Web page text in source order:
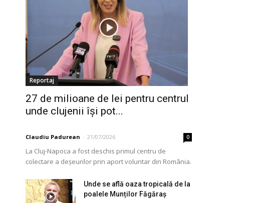
Reportaj
27 de milioane de lei pentru centrul
unde clujenii își pot...
Claudiu Padurean - 21/07/2026 0
La Cluj-Napoca a fost deschis primul centru de
colectare a deșeurilor prin aport voluntar din România.
Unde se află oaza tropicală de la
poalele Munților Făgăraș